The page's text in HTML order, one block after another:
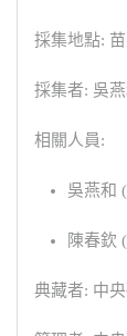
採集地點:
採集者: 吳
相關人員:
吳燕和
陳春欽
典藏者: 中